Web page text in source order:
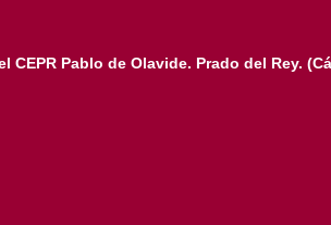
Pablo de Olavide. Prado del Rey.